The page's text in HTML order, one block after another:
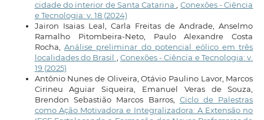
cidade do interior de Santa Catarina
Conexões - Ciência
e Tecnologia: v. 18 (2024)
Jairon Isaias Leal, Carla Freitas de Andrade, Anselmo
Ramalho Pitombeira-Neto, Paulo Alexandre Costa
Rocha, Análise preliminar do potencial eólico em três
localidades do Brasil
Conexões - Ciência e Tecnologia: v.
19 (2025)
Antônio Nunes de Oliveira, Otávio Paulino Lavor, Marcos
Cirineu Aguiar Siqueira, Emanuel Veras de Souza,
Brendon Sebastião Marcos Barros, Ciclo de Palestras
como Ação Motivadora e Integralizadora: A Extensão no